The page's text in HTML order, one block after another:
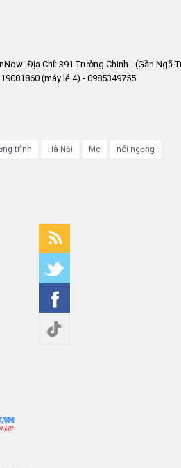
Địa Chỉ: 391 Trường Chinh - (Gần Ngã
(máy lẻ 4) - 0985349755
trình Hà Nội Mc nói ngọng